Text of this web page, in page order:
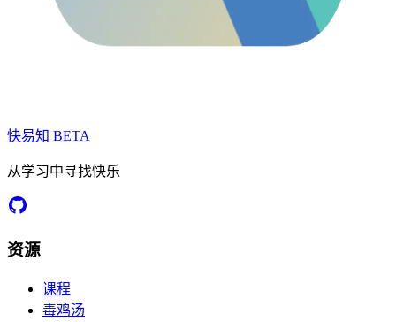
快易知 BETA
从学习中寻找快乐
资源
课程
毒鸡汤